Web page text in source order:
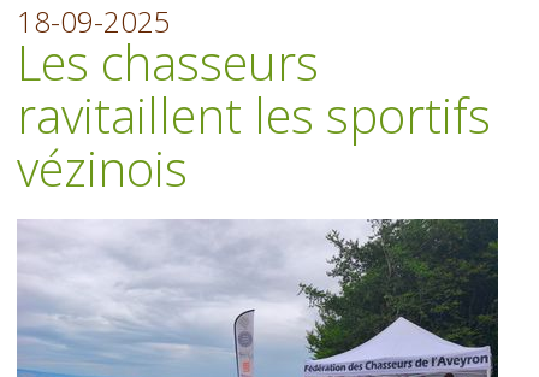
18-09-2025
Les chasseurs
ravitaillent les sportifs
vézinois